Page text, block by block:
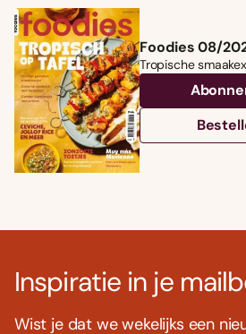
Foodies 08/
Tropische
Inspiratie in je
Wist je dat we wekelijks een